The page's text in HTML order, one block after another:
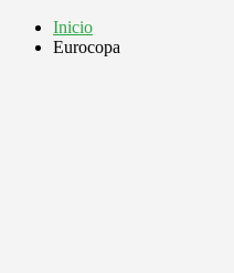
Inicio
Eurocopa